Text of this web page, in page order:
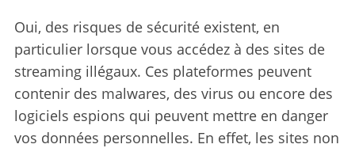
Oui, des risques de sécurité existent, en
particulier lorsque vous accédez à des sites de
streaming illégaux. Ces plateformes peuvent
contenir des malwares, des virus ou encore des
logiciels espions qui peuvent mettre en danger
vos données personnelles. En effet, les sites non